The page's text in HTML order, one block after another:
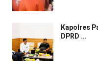
Kapolres
DPRD ...